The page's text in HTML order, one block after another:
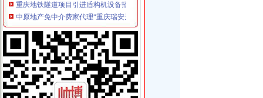
中原地产免中介费家代理“重庆瑞安天地”-房产新闻-重庆搜狐焦点网
重庆恒信天地房地产代理有限公司发展战略研究-收费硕士博士论文-论
国内速递代理厂家_国内速递代理厂家/公司-阿里巴巴公司黄页
天津港巧克力代理进口公司_志趣网
中东专线深圳市飞达国际货运代理有限公司有[公司已核实]-搜狐
深圳证券交易所上市公司_焦点_新浪财经_新浪网
大连盾构机进口清关代理公司-中国制造交易网
朝天门代办进出口公司